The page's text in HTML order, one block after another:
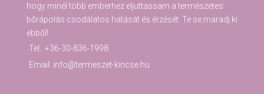
hogy minél több emberhez eljuttassam a természetes
bőrápolás csodálatos hatását és érzését. Te se maradj ki
ebből!
Tel.: +36-30-836-1998
Email: info@termeszet-kincse.hu